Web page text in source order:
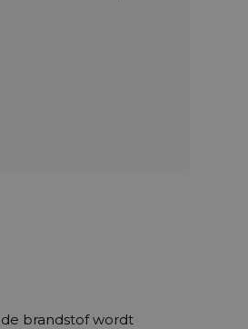
brandstof wordt